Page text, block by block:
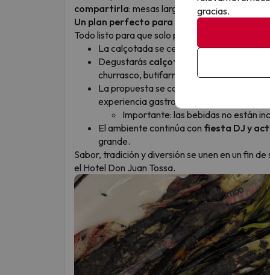
compartirla: mesas largas, risas, producto a
Un plan perfecto para desconectar,
Todo listo para que solo pienses en disfrutar:
La calçotada se celebrará elsábado a
Degustarás calçots asados al fuego
churrasco, butifarra, panceta y otras
La propuesta se completa con
experiencia gastronómica abundante y
Importante: las bebidas no están
El ambiente continúa con fiesta DJ y
grande.
Sabor, tradición y diversión se unen en un fin
el Hotel Don Juan Tossa.
gracias.